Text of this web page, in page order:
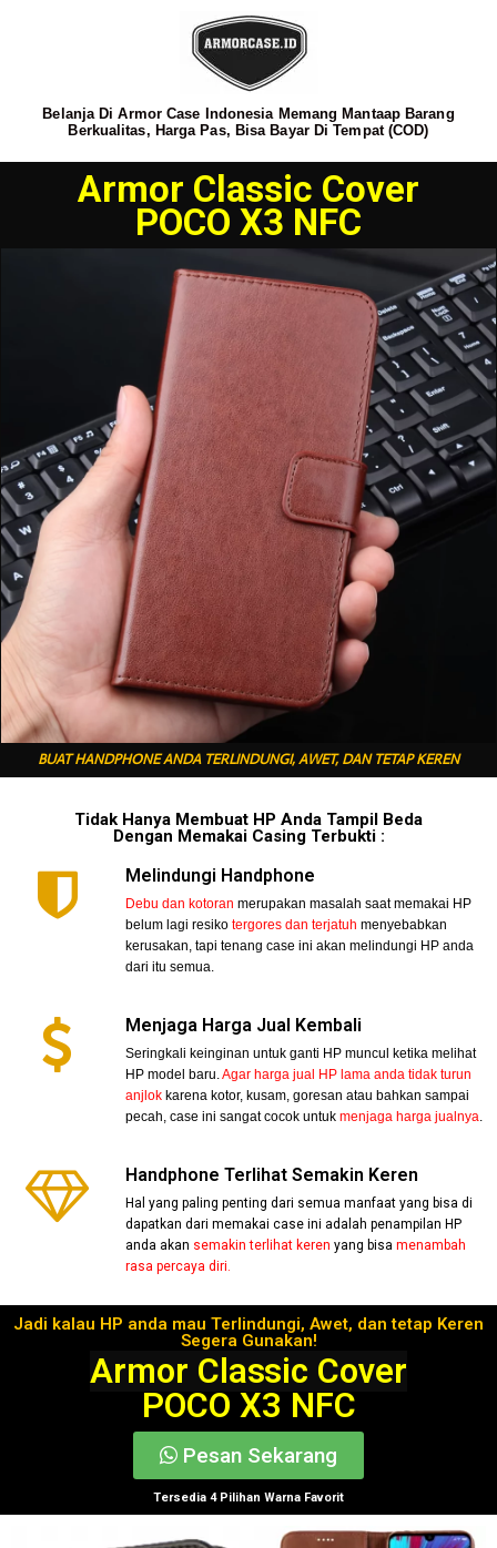
Belanja Di Armor Case Indonesia Memang Mantaap Barang
Berkualitas, Harga Pas, Bisa Bayar Di Tempat (COD)
Armor Classic Cover
POCO X3 NFC
BUAT HANDPHONE ANDA TERLINDUNGI, AWET, DAN TETAP KEREN
Tidak Hanya Membuat HP Anda Tampil Beda
Dengan Memakai Casing Terbukti :
Melindungi Handphone
Debu dan kotoran merupakan masalah saat memakai HP
belum lagi resiko tergores dan terjatuh menyebabkan
kerusakan, tapi tenang case ini akan melindungi HP anda
dari itu semua.
Menjaga Harga Jual Kembali
Seringkali keinginan untuk ganti HP muncul ketika melihat
HP model baru.Agar harga jual HP lama anda tidak turun
anjlok karena kotor, kusam, goresan atau bahkan sampai
pecah, case ini sangat cocok untukmenjaga harga jualnya.
Handphone Terlihat Semakin Keren
Hal yang paling penting dari semua manfaat yang bisa di
dapatkan dari memakai case ini adalah penampilan HP
anda akan semakin terlihat keren yang bisamenambah
rasa percaya diri.
Jadi kalau HP anda mau Terlindungi, Awet, dan tetap Keren
Segera Gunakan!
Armor Classic Cover
POCO X3 NFC
Pesan Sekarang
Tersedia 4 Pilihan Warna Favorit